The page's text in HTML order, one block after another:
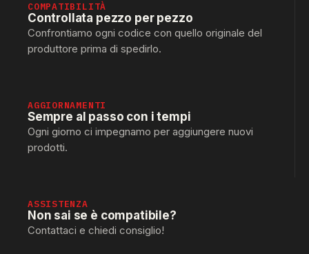
COMPATIBILITÀ
Controllata pezzo per pezzo
Confrontiamo ogni codice con quello originale del
produttore prima di spedirlo.
AGGIORNAMENTI
Sempre al passo con i tempi
Ogni giorno ci impegnamo per aggiungere nuovi
prodotti.
ASSISTENZA
Non sai se è compatibile?
Contattaci e chiedi consiglio!